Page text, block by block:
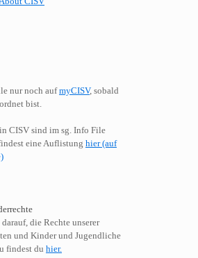
nur noch aufmyCISV, sobald
bist.
CISV sind im sg. Info File
eine Auflistung hier (auf
die Rechte unserer
und Kinder und Jugendliche
findest du hier.